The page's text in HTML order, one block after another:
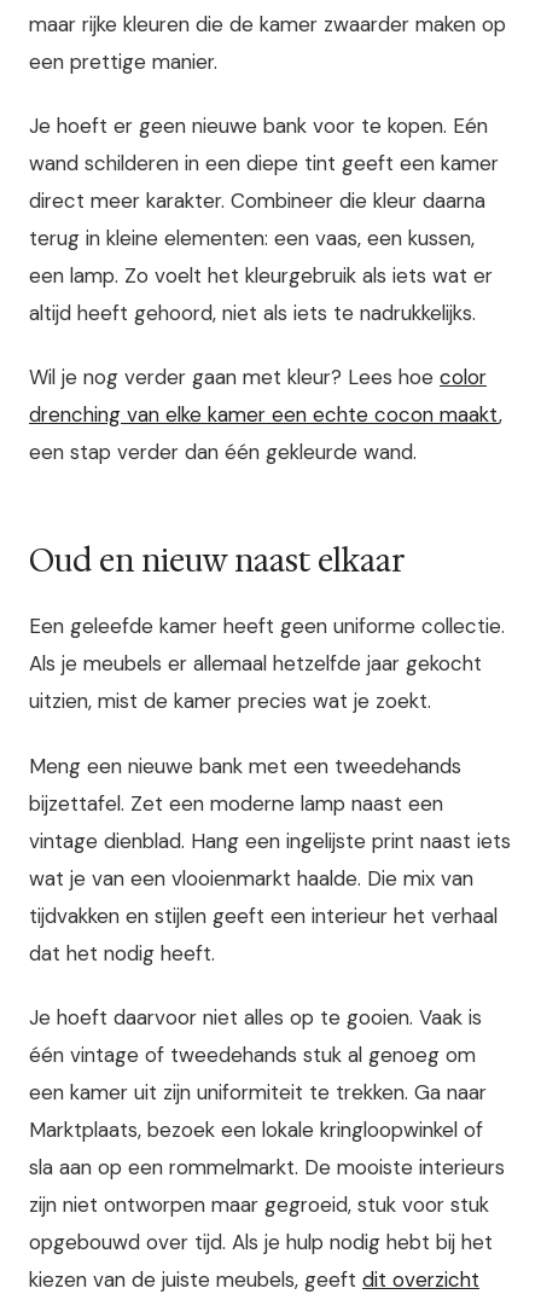
maar rijke kleuren die de kamer zwaarder maken op
een prettige manier.
Je hoeft er geen nieuwe bank voor te kopen. Eén
wand schilderen in een diepe tint geeft een kamer
direct meer karakter. Combineer die kleur daarna
terug in kleine elementen: een vaas, een kussen,
een lamp. Zo voelt het kleurgebruik als iets wat er
altijd heeft gehoord, niet als iets te nadrukkelijks.
Wil je nog verder gaan met kleur? Lees hoe color
drenching van elke kamer een echte cocon maakt,
een stap verder dan één gekleurde wand.
Oud en nieuw naast elkaar
Een geleefde kamer heeft geen uniforme collectie.
Als je meubels er allemaal hetzelfde jaar gekocht
uitzien, mist de kamer precies wat je zoekt.
Meng een nieuwe bank met een tweedehands
bijzettafel. Zet een moderne lamp naast een
vintage dienblad. Hang een ingelijste print naast iets
wat je van een vlooienmarkt haalde. Die mix van
tijdvakken en stijlen geeft een interieur het verhaal
dat het nodig heeft.
Je hoeft daarvoor niet alles op te gooien. Vaak is
één vintage of tweedehands stuk al genoeg om
een kamer uit zijn uniformiteit te trekken. Ga naar
Marktplaats, bezoek een lokale kringloopwinkel of
sla aan op een rommelmarkt. De mooiste interieurs
zijn niet ontworpen maar gegroeid, stuk voor stuk
opgebouwd over tijd. Als je hulp nodig hebt bij het
kiezen van de juiste meubels, geeft dit overzicht